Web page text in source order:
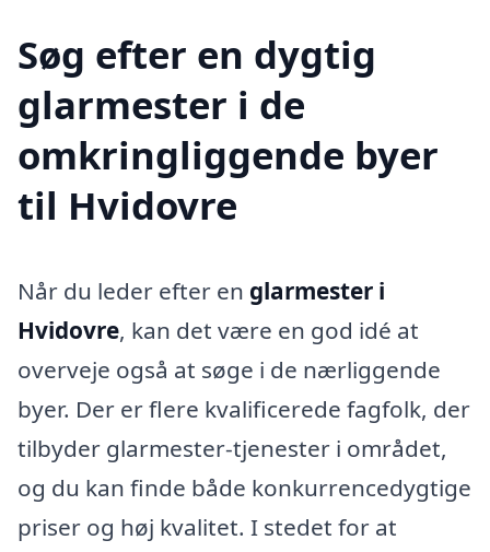
Søg efter en dygtig
glarmester i de
omkringliggende byer
til Hvidovre
Når du leder efter en glarmester i
Hvidovre, kan det være en god idé at
overveje også at søge i de nærliggende
byer. Der er flere kvalificerede fagfolk, der
tilbyder glarmester-tjenester i området,
og du kan finde både konkurrencedygtige
priser og høj kvalitet. I stedet for at